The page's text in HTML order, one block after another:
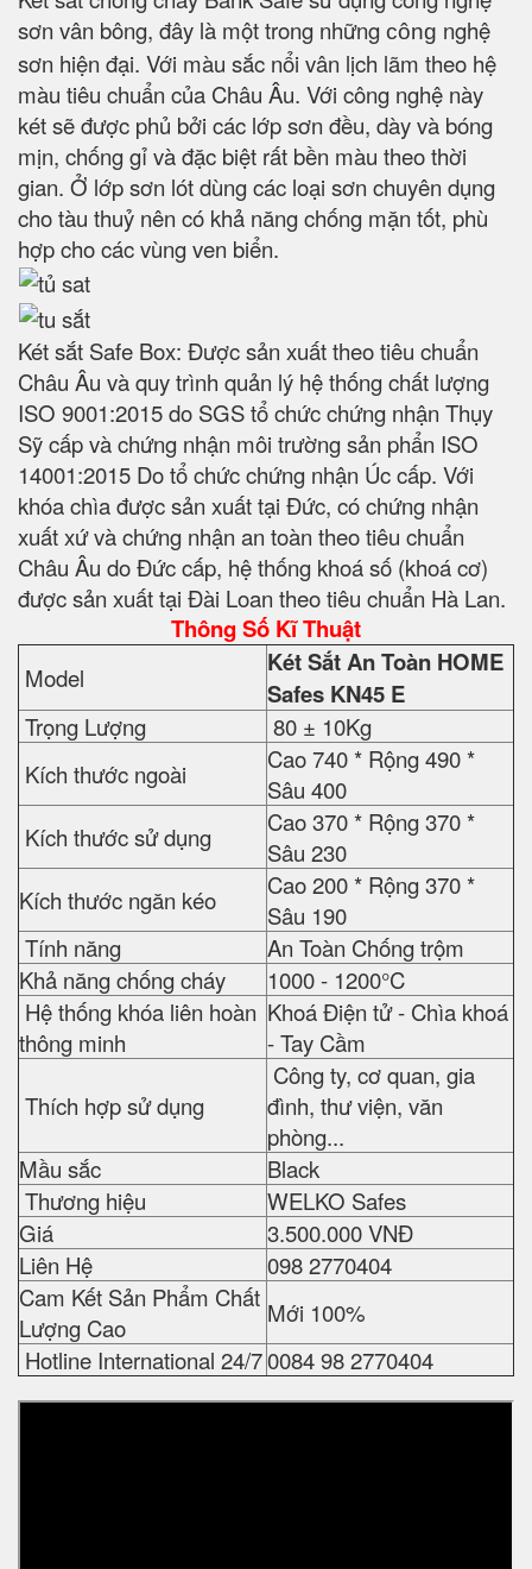
sơn vân bông, đây là một trong những công nghệ
sơn hiện đại. Với màu sắc nổi vân lịch lãm theo hệ
màu tiêu chuẩn của Châu Âu. Với công nghệ này
két sẽ được phủ bởi các lớp sơn đều, dày và bóng
mịn, chống gỉ và đặc biệt rất bền màu theo thời
gian. Ở lớp sơn lót dùng các loại sơn chuyên dụng
cho tàu thuỷ nên có khả năng chống mặn tốt, phù
hợp cho các vùng ven biển.
Két sắt Safe Box: Được sản xuất theo tiêu chuẩn
Châu Âu và quy trình quản lý hệ thống chất lượng
ISO 9001:2015 do SGS tổ chức chứng nhận Thụy
Sỹ cấp và chứng nhận môi trường sản phẩn ISO
14001:2015 Do tổ chức chứng nhận Úc cấp. Với
khóa chìa được sản xuất tại Đức, có chứng nhận
xuất xứ và chứng nhận an toàn theo tiêu chuẩn
Châu Âu do Đức cấp, hệ thống khoá số (khoá cơ)
được sản xuất tại Đài Loan theo tiêu chuẩn Hà Lan.
Thông Số Kĩ Thuật
Model
Két Sắt An Toàn HOME
Safes KN45 E
Trọng Lượng
80 ± 10Kg
Kích thước ngoài
Cao 740 * Rộng 490 *
Sâu 400
Kích thước sử dụng
Cao 370 * Rộng 370 *
Sâu 230
Kích thước ngăn kéo
Cao 200 * Rộng 370 *
Sâu 190
Tính năng
An Toàn Chống trộm
Khả năng chống cháy
1000 - 1200°C
Hệ thống khóa liên hoàn
thông minh
Khoá Điện tử - Chìa khoá
- Tay Cầm
Thích hợp sử dụng
Công ty, cơ quan, gia
đình, thư viện, văn
phòng...
Mầu sắc
Black
Thương hiệu
WELKO Safes
Giá
3.500.000 VNĐ
Liên Hệ
098 2770404
Cam Kết Sản Phẩm Chất
Lượng Cao
Mới 100%
Hotline International 24/70084 98 2770404